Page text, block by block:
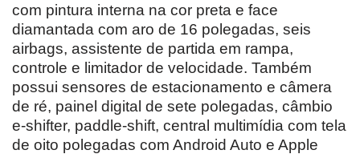
com pintura interna na cor preta e face
diamantada com aro de 16 polegadas, seis
airbags, assistente de partida em rampa,
controle e limitador de velocidade. Também
possui sensores de estacionamento e câmera
de ré, painel digital de sete polegadas, câmbio
e-shifter, paddle-shift, central multimídia com tela
de oito polegadas com Android Auto e Apple